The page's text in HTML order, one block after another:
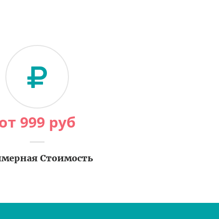
999 руб
Стоимость